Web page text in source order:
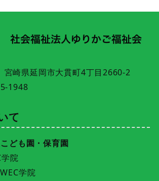
崎県延岡市大貫町4丁目2660-2
1948
て
ども園・保育園
院
学院